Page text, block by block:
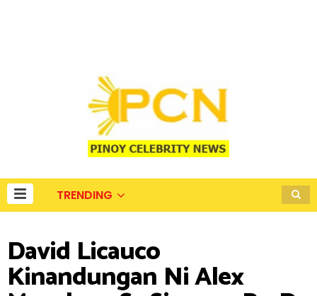
TRENDING
David Licauco
Kinandungan Ni Alex